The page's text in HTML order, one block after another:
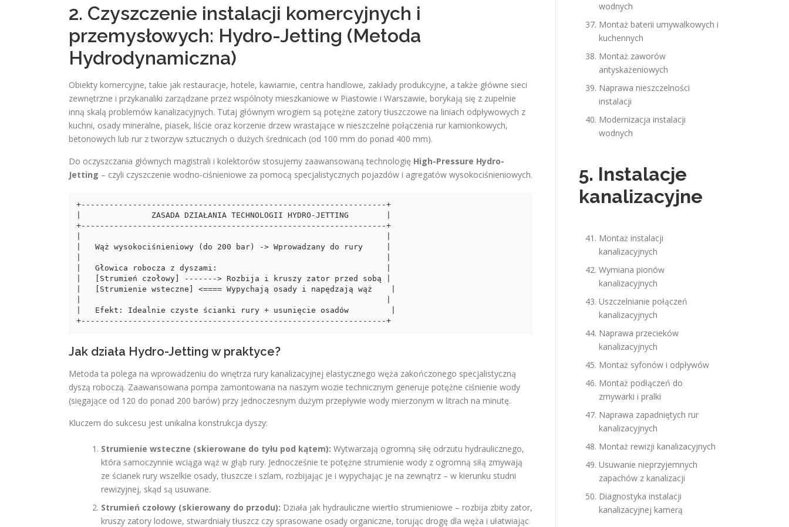
2. Czyszczenie instalacji komercyjnych i
przemysłowych: Hydro-Jetting (Metoda
Hydrodynamiczna)
Obiekty komercyjne, takie jak restauracje, hotele, kawiarnie, centra handlowe, zakłady produkcyjne, a także główne sieci
zewnętrzne i przykanaliki zarządzane przez wspólnoty mieszkaniowe w Piastowie i Warszawie, borykają się z zupełnie
inną skalą problemów kanalizacyjnych. Tutaj głównym wrogiem są potężne zatory tłuszczowe na liniach odpływowych z
kuchni, osady mineralne, piasek, liście oraz korzenie drzew wrastające w nieszczelne połączenia rur kamionkowych,
betonowych lub rur z tworzyw sztucznych o dużych średnicach (od 100 mm do ponad 400 mm).
Do oczyszczania głównych magistrali i kolektorów stosujemy zaawansowaną technologię High-Pressure Hydro-
Jetting – czyli czyszczenie wodno-ciśnieniowe za pomocą specjalistycznych pojazdów i agregatów wysokociśnieniowych.
+-----------------------------------------------------------------+
|               ZASADA DZIAŁANIA TECHNOLOGII HYDRO-JETTING        |
+-----------------------------------------------------------------+
|   Wąż wysokociśnieniowy (do 200 bar) -> Wprowadzany do rury     |
|   Głowica robocza z dyszami:                                    |
|   [Strumień czołowy] -------> Rozbija i kruszy zator przed sobą |
|   [Strumienie wsteczne] <==== Wypychają osady i napędzają wąż    |
|   Efekt: Idealnie czyste ścianki rury + usunięcie osadów         |
+-----------------------------------------------------------------+
Jak działa Hydro-Jetting w praktyce?
Metoda ta polega na wprowadzeniu do wnętrza rury kanalizacyjnej elastycznego węża zakończonego specjalistyczną
dyszą roboczą. Zaawansowana pompa zamontowana na naszym wozie technicznym generuje potężne ciśnienie wody
(sięgające od 120 do ponad 200 barów) przy jednoczesnym dużym przepływie wody mierzonym w litrach na minutę.
Kluczem do sukcesu jest unikalna konstrukcja dyszy:
Strumienie wsteczne (skierowane do tyłu pod kątem): Wytwarzają ogromną siłę odrzutu hydraulicznego,
która samoczynnie wciąga wąż w głąb rury. Jednocześnie te potężne strumienie wody z ogromną siłą zmywają
ze ścianek rury wszelkie osady, tłuszcze i szlam, rozbijając je i wypychając je na zewnątrz – w kierunku studni
rewizyjnej, skąd są usuwane.
Strumień czołowy (skierowany do przodu): Działa jak hydrauliczne wiertło strumieniowe – rozbija zbity zator,
kruszy zatory lodowe, stwardniały tłuszcz czy sprasowane osady organiczne, torując drogę dla węża i ułatwiając
wodnych
Montaż baterii umywalkowych i
kuchennych
Montaż zaworów
antyskażeniowych
Naprawa nieszczelności
instalacji
Modernizacja instalacji
wodnych
5. Instalacje
kanalizacyjne
Montaż instalacji
kanalizacyjnych
Wymiana pionów
kanalizacyjnych
Uszczelnianie połączeń
kanalizacyjnych
Naprawa przecieków
kanalizacyjnych
Montaż syfonów i odpływów
Montaż podłączeń do
zmywarki i pralki
Naprawa zapadniętych rur
kanalizacyjnych
Montaż rewizji kanalizacyjnych
Usuwanie nieprzyjemnych
zapachów z kanalizacji
Diagnostyka instalacji
kanalizacyjnej kamerą